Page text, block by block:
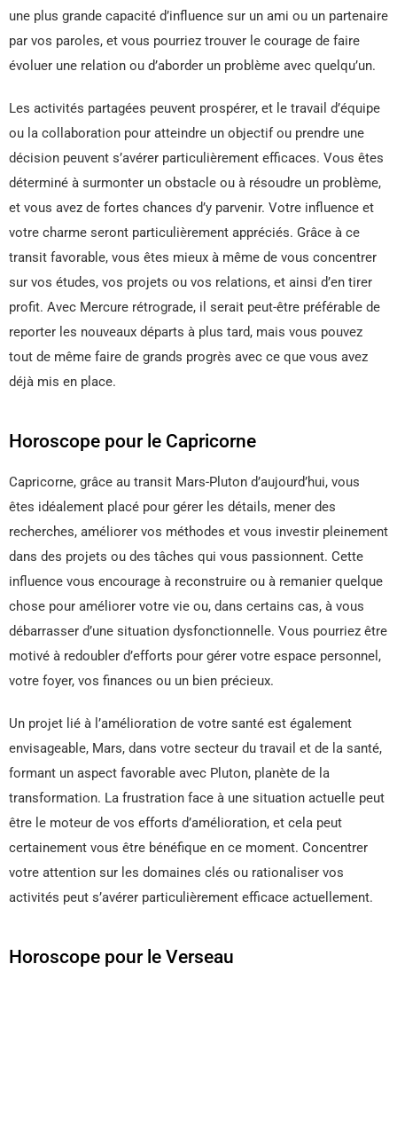
une plus grande capacité d’influence sur un ami ou un partenaire
par vos paroles, et vous pourriez trouver le courage de faire
évoluer une relation ou d’aborder un problème avec quelqu’un.
Les activités partagées peuvent prospérer, et le travail d’équipe
ou la collaboration pour atteindre un objectif ou prendre une
décision peuvent s’avérer particulièrement efficaces. Vous êtes
déterminé à surmonter un obstacle ou à résoudre un problème,
et vous avez de fortes chances d’y parvenir. Votre influence et
votre charme seront particulièrement appréciés. Grâce à ce
transit favorable, vous êtes mieux à même de vous concentrer
sur vos études, vos projets ou vos relations, et ainsi d’en tirer
profit. Avec Mercure rétrograde, il serait peut-être préférable de
reporter les nouveaux départs à plus tard, mais vous pouvez
tout de même faire de grands progrès avec ce que vous avez
déjà mis en place.
Horoscope pour le Capricorne
Capricorne, grâce au transit Mars-Pluton d’aujourd’hui, vous
êtes idéalement placé pour gérer les détails, mener des
recherches, améliorer vos méthodes et vous investir pleinement
dans des projets ou des tâches qui vous passionnent. Cette
influence vous encourage à reconstruire ou à remanier quelque
chose pour améliorer votre vie ou, dans certains cas, à vous
débarrasser d’une situation dysfonctionnelle. Vous pourriez être
motivé à redoubler d’efforts pour gérer votre espace personnel,
votre foyer, vos finances ou un bien précieux.
Un projet lié à l’amélioration de votre santé est également
envisageable, Mars, dans votre secteur du travail et de la santé,
formant un aspect favorable avec Pluton, planète de la
transformation. La frustration face à une situation actuelle peut
être le moteur de vos efforts d’amélioration, et cela peut
certainement vous être bénéfique en ce moment. Concentrer
votre attention sur les domaines clés ou rationaliser vos
activités peut s’avérer particulièrement efficace actuellement.
Horoscope pour le Verseau